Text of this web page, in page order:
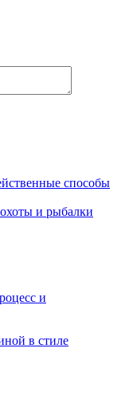
способы
и рыбалки
и
в стиле